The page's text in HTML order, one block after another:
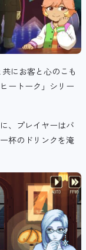
にお客と心のこも
ートーク」シリー
、プレイヤーはバ
杯のドリンクを淹